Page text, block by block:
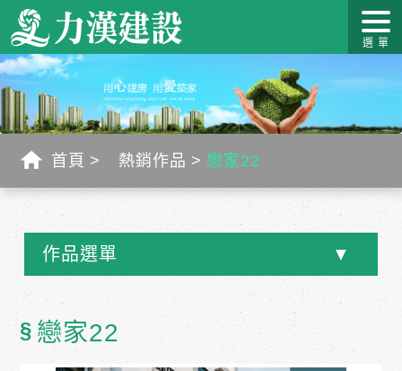
關於力
漢
最新消
息
作品介
紹
力漢學
堂
幸福工
藝
客戶服
首頁 熱銷作品 戀家22
作品選單
§ 戀家22